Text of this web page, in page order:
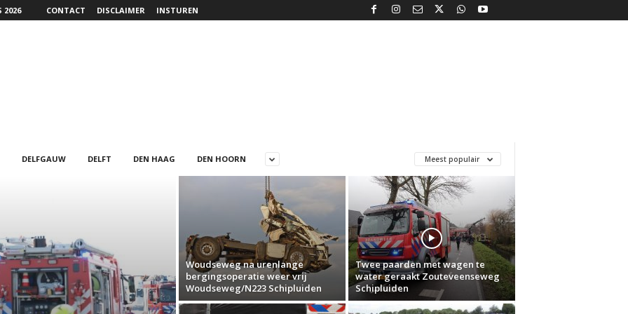
2026 CONTACT DISCLAIMER INSTUREN
DELFGAUW DELFT DEN HAAG DEN HOORN Meest populair
Woudseweg na urenlange
bergingsoperatie weer vrij
Woudseweg/N223 Schipluiden
Twee paarden met wagen te
water geraakt Zouteveenseweg
Schipluiden